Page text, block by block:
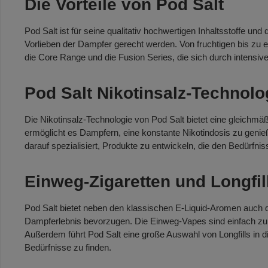
Die Vorteile von Pod Salt
Pod Salt ist für seine qualitativ hochwertigen Inhaltsstoffe
Vorlieben der Dampfer gerecht werden. Von fruchtigen bis
die Core Range und die Fusion Series, die sich durch
Pod Salt Nikotinsalz-
Die Nikotinsalz-Technologie von Pod Salt bietet eine
ermöglicht es Dampfern, eine konstante Nikotindosis zu
darauf spezialisiert, Produkte zu entwickeln, die den
Einweg-Zigaretten und
Pod Salt bietet neben den klassischen E-Liquid-Aromen auch
Dampferlebnis bevorzugen. Die Einweg-Vapes sind einfach
Außerdem führt Pod Salt eine große Auswahl von Longfills
Bedürfnisse zu finden.